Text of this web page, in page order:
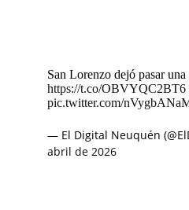
San Lorenzo dejó pasar
https://t.co/OBVYQC2BT6
pic.twitter.com/
— El Digital Neuquén
abril de 2026